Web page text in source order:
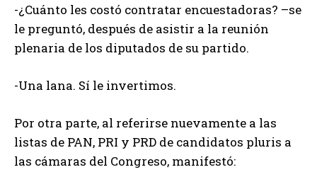
-¿Cuánto les costó contratar encuestadoras? –se
le preguntó, después de asistir a la reunión
plenaria de los diputados de su partido.
-Una lana. Sí le invertimos.
Por otra parte, al referirse nuevamente a las
listas de PAN, PRI y PRD de candidatos pluris a
las cámaras del Congreso, manifestó: